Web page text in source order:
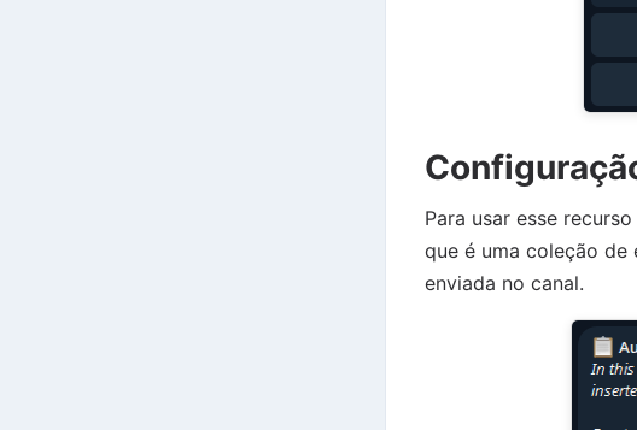
Para usar esse
que é uma coleção de
enviada no canal.